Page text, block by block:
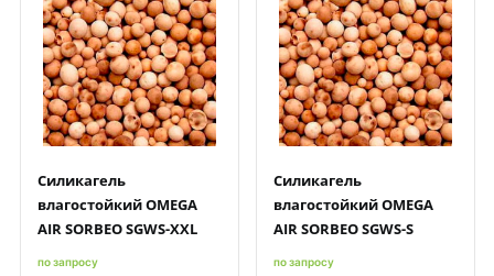
Быстрый просмотрДобавить к сравнению
Добавить в избранное
Силикагель
влагостойкий OMEGA
AIR SORBEO SGWS-XXL
по запросу
Быстрый просмотрДобавить к сравнению
Добавить в избранное
Силикагель
влагостойкий OMEGA
AIR SORBEO SGWS-S
по запросу